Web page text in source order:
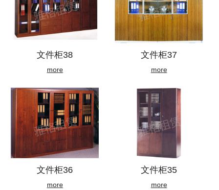
文件柜38
more
文件柜37
more
文件柜36
more
文件柜35
more